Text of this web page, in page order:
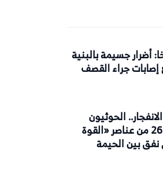
أضرار جسيمة بالبنية
إصابات جراء القصف
الحوثيون
ينتشلون جثث 26 من عناصر «القوة
نفق بين الحيمة